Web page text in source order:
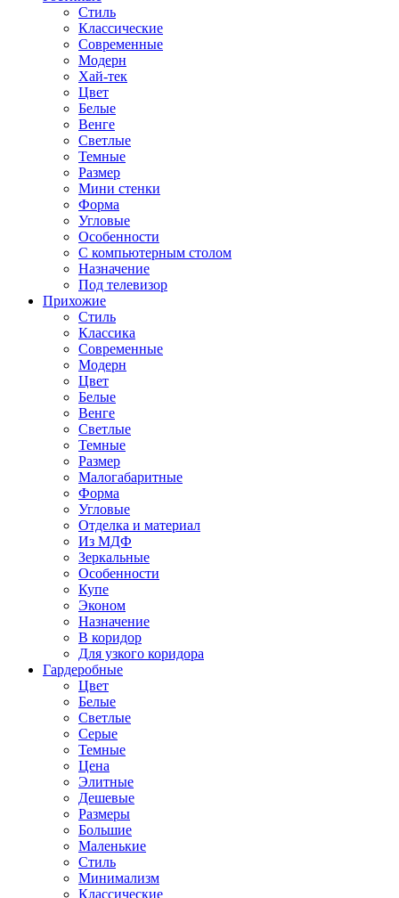
Стиль
Классические
Современные
Модерн
Хай-тек
Цвет
Белые
Венге
Светлые
Темные
Размер
Мини стенки
Форма
Угловые
Особенности
С компьютерным столом
Назначение
Под телевизор
Прихожие
Стиль
Классика
Современные
Модерн
Цвет
Белые
Венге
Светлые
Темные
Размер
Малогабаритные
Форма
Угловые
Отделка и материал
Из МДФ
Зеркальные
Особенности
Купе
Эконом
Назначение
В коридор
Для узкого коридора
Гардеробные
Цвет
Белые
Светлые
Серые
Темные
Цена
Элитные
Дешевые
Размеры
Большие
Маленькие
Стиль
Минимализм
Классические